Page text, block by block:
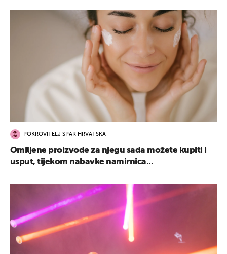
POKROVITELJ SPAR HRVATSKA
Omiljene proizvode za njegu sada možete kupiti i
usput, tijekom nabavke namirnica...